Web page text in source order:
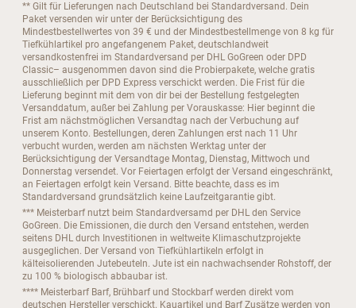
** Gilt für Lieferungen nach Deutschland bei Standardversand. Dein
Paket versenden wir unter der Berücksichtigung des
Mindestbestellwertes von 39 € und der Mindestbestellmenge von 8 kg für
Tiefkühlartikel pro angefangenem Paket, deutschlandweit
versandkostenfrei im Standardversand per DHL GoGreen oder DPD
Classic– ausgenommen davon sind die Probierpakete, welche gratis
ausschließlich per DPD Express verschickt werden. Die Frist für die
Lieferung beginnt mit dem von dir bei der Bestellung festgelegten
Versanddatum, außer bei Zahlung per Vorauskasse: Hier beginnt die
Frist am nächstmöglichen Versandtag nach der Verbuchung auf
unserem Konto. Bestellungen, deren Zahlungen erst nach 11 Uhr
verbucht wurden, werden am nächsten Werktag unter der
Berücksichtigung der Versandtage Montag, Dienstag, Mittwoch und
Donnerstag versendet. Vor Feiertagen erfolgt der Versand eingeschränkt,
an Feiertagen erfolgt kein Versand. Bitte beachte, dass es im
Standardversand grundsätzlich keine Laufzeitgarantie gibt.
*** Meisterbarf nutzt beim Standardversamd per DHL den Service
GoGreen. Die Emissionen, die durch den Versand entstehen, werden
seitens DHL durch Investitionen in weltweite Klimaschutzprojekte
ausgeglichen. Der Versand von Tiefkühlartikeln erfolgt in
kälteisolierenden Jutebeuteln. Jute ist ein nachwachsender Rohstoff, der
zu 100 % biologisch abbaubar ist.
**** Meisterbarf Barf, Brühbarf und Stockbarf werden direkt vom
deutschen Hersteller verschickt. Kauartikel und Barf Zusätze werden von